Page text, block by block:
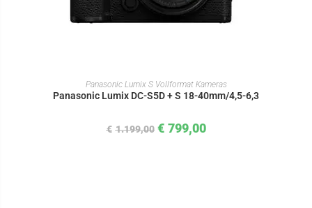
IN DEN WARENKORB
Panasonic Lumix S Vollformat Kameras
Panasonic Lumix DC-S5D + S 18-40mm/4,5-6,3
€ 1.199,00 € 799,00